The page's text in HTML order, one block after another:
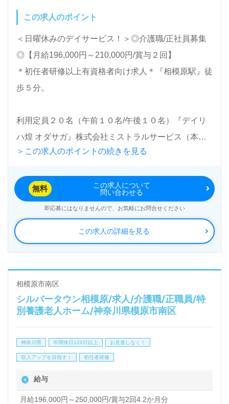
この求人のポイント
＜日曜休みのデイサービス！＞◎介護職/正社員募集
◎【月給196,000円～210,000円/賞与２回】
＊初任者研修以上有資格者向け求人＊『相模原駅』徒
歩５分。
利用定員２０名（午前１０名/午後１０名）『デイリ
ハ煌 オダサガ』株式会社ミストラルサービス（本
社：神奈川県相模原市）様の運営です。相模原市、座
ス、訪問リハビリ事業を展開されています。
◎商店街に面した路面店！ご利用者様の『目標』に寄
り添った少人数制デイサービス◎
看護助手や介護職経験のある方はもちろん、これから
介護職を目指される方も幅広く募集します。デイサー
ビスでの勤務経験は問いません。『少人数制で寄り添
った介護支援』を実現されている事業所様です。『ご
利用者様の笑顔をさぽーとしたい、お役に立ちたい』
を活かしたい』『転職で施設形態や環境を変えて働き
いますので、普通自動車免許をお持ちの方歓迎です。
働き方や選考フロー等、担当コンサルタントよりご案
＞この求人のポイントの続きを見る
この求人の詳細を見る
無料
この求人について
問い合わせる
即応募にはなりませんので、お気軽にお問合せください
相模原市南区
シルバータウン相模原/求人/介護職/正職員/特
別養護老人ホーム/神奈川県模原市南区
神奈川県 年間休日120日以上 お見逃しなく！
収入アップを目指す！ 初任者研修
給与
月給196,000円～250,000円/賞与2回4.2か月分